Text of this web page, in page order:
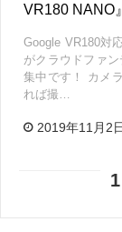
VR180 NANO』
Google VR180対
がクラウドファ
集中です！ カメ
れば撮…
2019年11月2
1